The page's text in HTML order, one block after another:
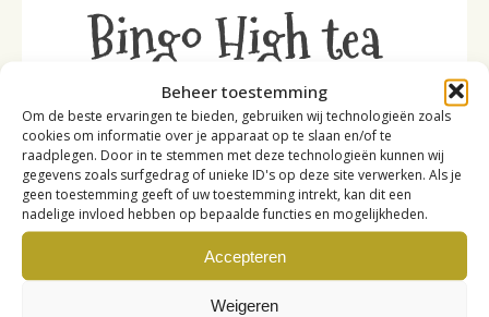
Beheer toestemming
Om de beste ervaringen te bieden, gebruiken wij technologieën zoals
cookies om informatie over je apparaat op te slaan en/of te
raadplegen. Door in te stemmen met deze technologieën kunnen wij
gegevens zoals surfgedrag of unieke ID's op deze site verwerken. Als je
geen toestemming geeft of uw toestemming intrekt, kan dit een
nadelige invloed hebben op bepaalde functies en mogelijkheden.
Accepteren
Weigeren
Bingo High tea
bij Thijs &
Aafke